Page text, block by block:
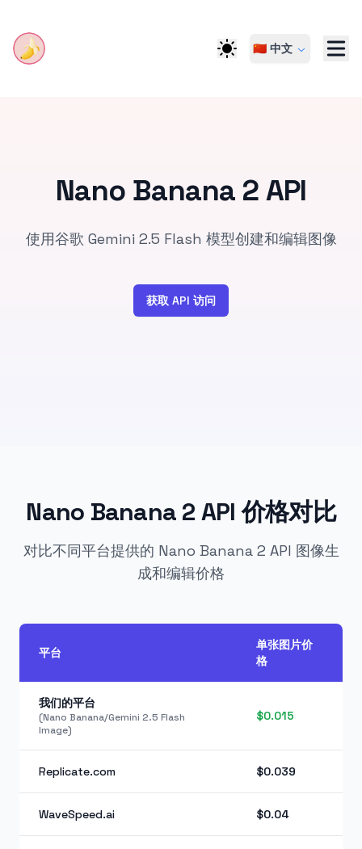
🇨🇳 中文
Nano Banana 2 API
使用谷歌 Gemini 2.5 Flash 模型创建和编辑图像
获取 API 访问
Nano Banana 2 API 价格对比
对比不同平台提供的 Nano Banana 2 API 图像生
成和编辑价格
平台
单张图片价
格
我们的平台
(Nano Banana/Gemini 2.5 Flash
Image)
$0.015
Replicate.com $0.039
WaveSpeed.ai $0.04